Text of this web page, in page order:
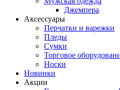
Джемпера
Аксессуары
Перчатки и варежки
Пледы
Сумки
Торговое
Носки
Новинки
Акции